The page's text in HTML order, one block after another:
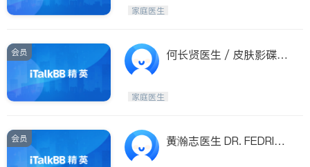
家庭医生
会员
何长贤医生 / 皮肤影碟治
家庭医生
会员
黄瀚志医生 DR. FEDRIC